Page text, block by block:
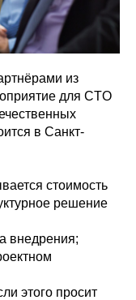
из
для CTO
в Санкт-
стоимость
решение
внедрения;
этого просит